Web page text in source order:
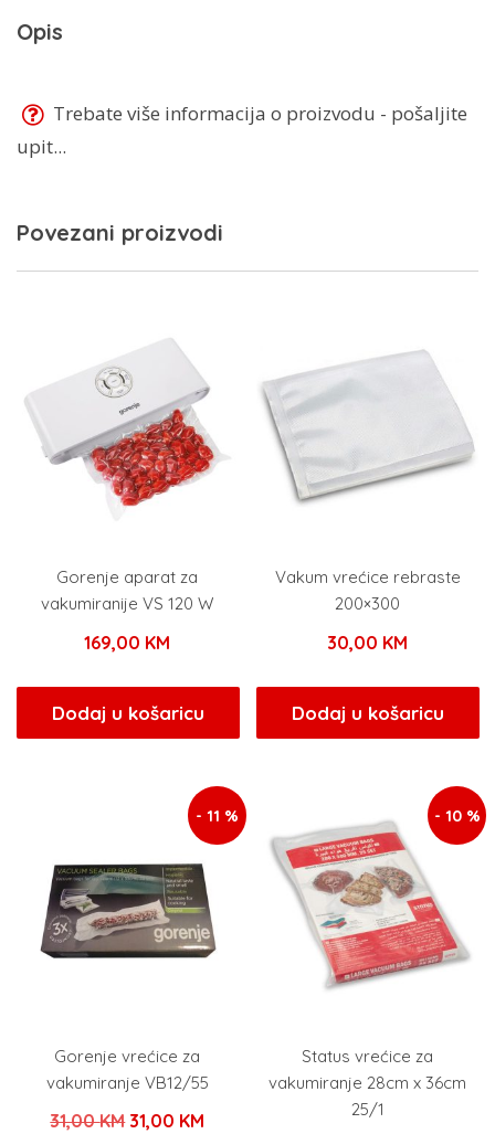
x
cm
40/1
Opis
Trebate više informacija o proizvodu - pošaljite
upit...
Povezani proizvodi
Gorenje aparat za
vakumiranije VS 120 W
169,00 KM
Dodaj u košaricu
Vakum vrećice rebraste
200×300
30,00 KM
Dodaj u košaricu
- 11 %
Gorenje vrećice za
vakumiranje VB12/55
31,00KM Izvorna
31,00 KM
- 10 %
Status vrećice za
vakumiranje 28cm x 36cm
25/1